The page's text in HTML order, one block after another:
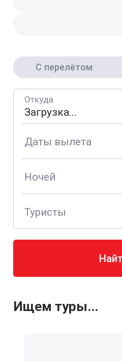
С перелётом
Откуда
Даты вылета
Ночей
Туристы
Ищем туры...